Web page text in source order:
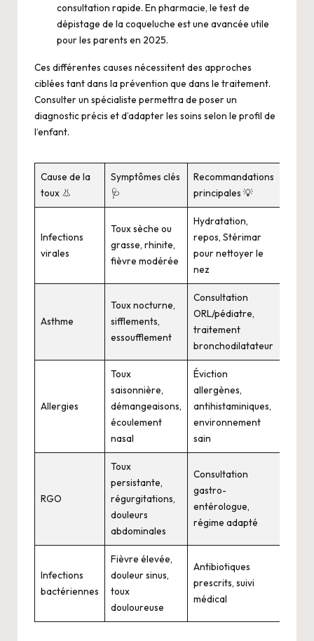
consultation rapide. En pharmacie, le test de
dépistage de la coqueluche est une avancée utile
pour les parents en 2025.
Ces différentes causes nécessitent des approches
ciblées tant dans la prévention que dans le traitement.
Consulter un spécialiste permettra de poser un
diagnostic précis et d’adapter les soins selon le profil de
l’enfant.
Cause de la
toux 👃
Symptômes clés
🩺
Recommandations
principales 💡
Infections
virales
Toux sèche ou
grasse, rhinite,
fièvre modérée
Hydratation,
repos, Stérimar
pour nettoyer le
nez
Asthme
Toux nocturne,
sifflements,
essoufflement
Consultation
ORL/pédiatre,
traitement
bronchodilatateur
Allergies
Toux
saisonnière,
démangeaisons,
écoulement
nasal
Éviction
allergènes,
antihistaminiques,
environnement
sain
RGO
Toux
persistante,
régurgitations,
douleurs
abdominales
Consultation
gastro-
entérologue,
régime adapté
Infections
bactériennes
Fièvre élevée,
douleur sinus,
toux
douloureuse
Antibiotiques
prescrits, suivi
médical